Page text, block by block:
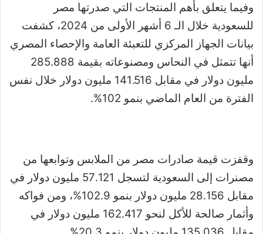
وفيما يتعلق بأهم المنتجات التي صدرتها مصر
للسعودية خلال الـ 6 أشهر الأولى من 2024، كشفت
بيانات الجهاز المركزي للتعبئة العامة والإحصاء المصري
أنها تتمثل في النحاس ومصنوعاته بقيمة 285.888
مليون دولار في مقابل 141.516 مليون دولار خلال نفس
الفترة من العام الماضي بنمو 102%.
وقفزت قيمة صادرات مصر من الملابس وتوابعها من
مصنرات إلى السعودية لتسجل 57.121 مليون دولار في
مقابل 28.156 مليون دولار بنمو 102.9%، ومن فواكه
وأثمار صالحة للأكل لنحو 162.417 مليون دولار في